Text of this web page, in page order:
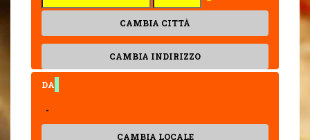
CAMBIA CITTÀ
CAMBIA INDIRIZZO
DA
-
CAMBIA LOCALE